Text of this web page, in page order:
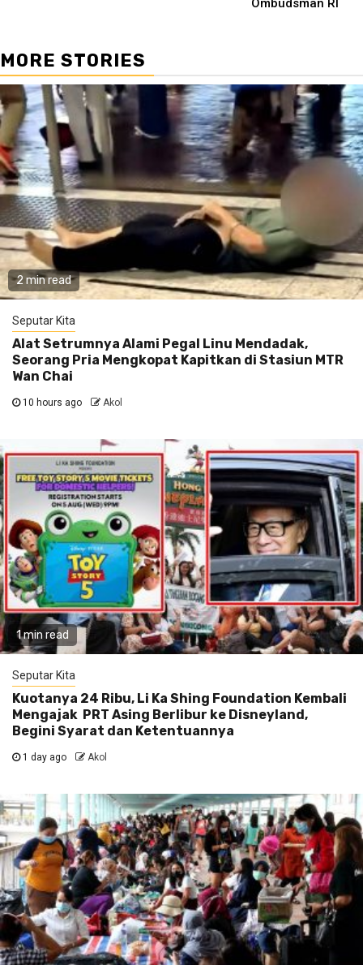
Ombudsman RI
MORE STORIES
2 min read
Seputar Kita
Alat Setrumnya Alami Pegal Linu Mendadak,
Seorang Pria Mengkopat Kapitkan di Stasiun MTR
Wan Chai
10 hours ago Akol
1 min read
Seputar Kita
Kuotanya 24 Ribu, Li Ka Shing Foundation Kembali
Mengajak PRT Asing Berlibur ke Disneyland,
Begini Syarat dan Ketentuannya
1 day ago Akol